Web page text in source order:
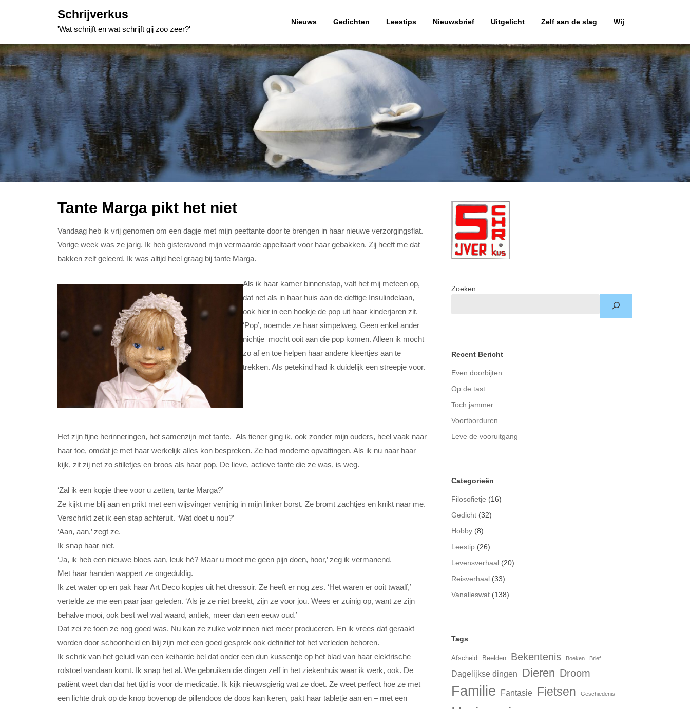
Schrijverkus
'Wat schrijft en wat schrijft gij zoo zeer?'
Nieuws Gedichten Leestips Nieuwsbrief Uitgelicht Zelf aan de slag Wij
Tante Marga pikt het niet
Vandaag heb ik vrij genomen om een dagje met mijn peettante door te brengen in haar nieuwe verzorgingsflat.
Vorige week was ze jarig. Ik heb gisteravond mijn vermaarde appeltaart voor haar gebakken. Zij heeft me dat
bakken zelf geleerd. Ik was altijd heel graag bij tante Marga.
Als ik haar kamer binnenstap, valt het mij meteen op,
dat net als in haar huis aan de deftige Insulindelaan,
ook hier in een hoekje de pop uit haar kinderjaren zit.
‘Pop’, noemde ze haar simpelweg. Geen enkel ander
nichtje mocht ooit aan die pop komen. Alleen ik mocht
zo af en toe helpen haar andere kleertjes aan te
trekken. Als petekind had ik duidelijk een streepje voor.
Het zijn fijne herinneringen, het samenzijn met tante. Als tiener ging ik, ook zonder mijn ouders, heel vaak naar
haar toe, omdat je met haar werkelijk alles kon bespreken. Ze had moderne opvattingen. Als ik nu naar haar
kijk, zit zij net zo stilletjes en broos als haar pop. De lieve, actieve tante die ze was, is weg.
‘Zal ik een kopje thee voor u zetten, tante Marga?’
Ze kijkt me blij aan en prikt met een wijsvinger venijnig in mijn linker borst. Ze bromt zachtjes en knikt naar me.
Verschrikt zet ik een stap achteruit. ‘Wat doet u nou?’
‘Aan, aan,’ zegt ze.
Ik snap haar niet.
‘Ja, ik heb een nieuwe bloes aan, leuk hè? Maar u moet me geen pijn doen, hoor,’ zeg ik vermanend.
Met haar handen wappert ze ongeduldig.
Ik zet water op en pak haar Art Deco kopjes uit het dressoir. Ze heeft er nog zes. ‘Het waren er ooit twaalf,’
vertelde ze me een paar jaar geleden. ‘Als je ze niet breekt, zijn ze voor jou. Wees er zuinig op, want ze zijn
behalve mooi, ook best wel wat waard, antiek, meer dan een eeuw oud.’
Dat zei ze toen ze nog goed was. Nu kan ze zulke volzinnen niet meer produceren. En ik vrees dat geraakt
worden door schoonheid en blij zijn met een goed gesprek ook definitief tot het verleden behoren.
Ik schrik van het geluid van een keiharde bel dat onder een dun kussentje op het blad van haar elektrische
rolstoel vandaan komt. Ik snap het al. We gebruiken die dingen zelf in het ziekenhuis waar ik werk, ook. De
patiënt weet dan dat het tijd is voor de medicatie. Ik kijk nieuwsgierig wat ze doet. Ze weet perfect hoe ze met
een lichte druk op de knop bovenop de pillendoos de doos kan keren, pakt haar tabletje aan en – met een
Zoeken
Recent Bericht
Even doorbijten
Op de tast
Toch jammer
Voortborduren
Leve de vooruitgang
Categorieën
Filosofietje (16)
Gedicht(32)
Hobby(8)
Leestip(26)
Levensverhaal(20)
Reisverhaal(33)
Vanalleswat(138)
Tags
Afscheid Beelden Bekentenis Boeken Brief
Dagelijkse dingen Dieren Droom
Familie Fantasie Fietsen Geschiedenis